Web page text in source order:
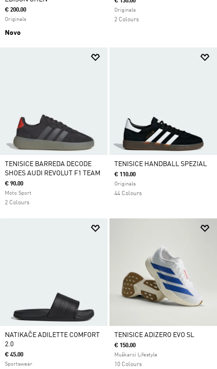
€ 200.00
Originals
Novo
Originals
2 Colours
TENISICE BARREDA DECODE
SHOES AUDI REVOLUT F1 TEAM
€ 90.00
Moto Sport
2 Colours
TENISICE HANDBALL SPEZIAL
€ 110.00
Originals
44 Colours
NATIKAČE ADILETTE COMFORT
2.0
€ 45.00
Sportswear
TENISICE ADIZERO EVO SL
€ 150.00
Muškarci Lifestyle
10 Colours